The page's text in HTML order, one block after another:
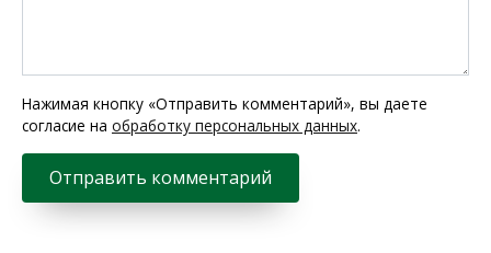
Нажимая кнопку «Отправить комментарий», вы даете
согласие на обработку персональных данных.